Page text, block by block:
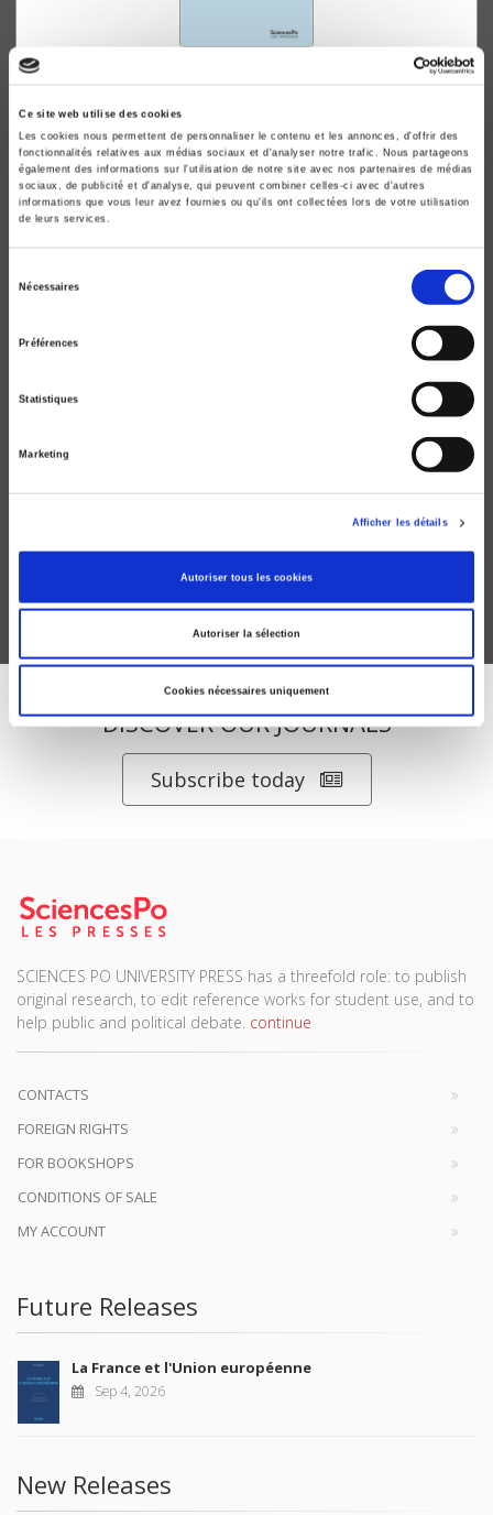
Ce site web utilise des cookies
Les cookies nous permettent de personnaliser le contenu et les annonces, d'offrir des
fonctionnalités relatives aux médias sociaux et d'analyser notre trafic. Nous partageons
également des informations sur l'utilisation de notre site avec nos partenaires de médias
sociaux, de publicité et d'analyse, qui peuvent combiner celles-ci avec d'autres
informations que vous leur avez fournies ou qu'ils ont collectées lors de votre utilisation
de leurs services.
Nécessaires
Préférences
Statistiques
Marketing
Afficher les détails
Autoriser tous les cookies
Autoriser la sélection
Cookies nécessaires uniquement
Le tournant délibératif
de la démocratie
Loïc Blondiaux, Bernard Manin
Pascal Perrineau
DISCOVER OUR JOURNALS
Subscribe today
SCIENCES PO UNIVERSITY PRESS has a threefold role: to publish
original research, to edit reference works for student use, and to
help public and political debate. continue
CONTACTS
FOREIGN RIGHTS
FOR BOOKSHOPS
CONDITIONS OF SALE
MY ACCOUNT
Future Releases
La France et l'Union européenne
Sep 4, 2026
New Releases